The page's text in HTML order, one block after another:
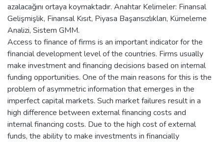
azalacağını ortaya koymaktadır. Anahtar Kelimeler: Finansal
Gelişmişlik, Finansal Kısıt, Piyasa Başarısızlıkları, Kümeleme
Analizi, Sistem GMM.
Access to finance of firms is an important indicator for the
financial development level of the countries. Firms usually
make investment and financing decisions based on internal
funding opportunities. One of the main reasons for this is the
problem of asymmetric information that emerges in the
imperfect capital markets. Such market failures result in a
high difference between external financing costs and
internal financing costs. Due to the high cost of external
funds, the ability to make investments in financially